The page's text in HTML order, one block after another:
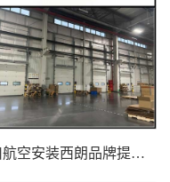
四川航空安装西朗品牌提升门